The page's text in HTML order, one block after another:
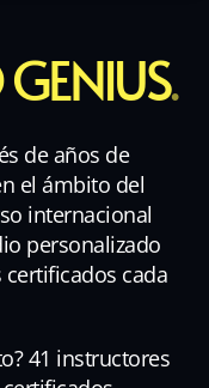
.
de años de
el ámbito del
internacional
personalizado
cada
41 instructores